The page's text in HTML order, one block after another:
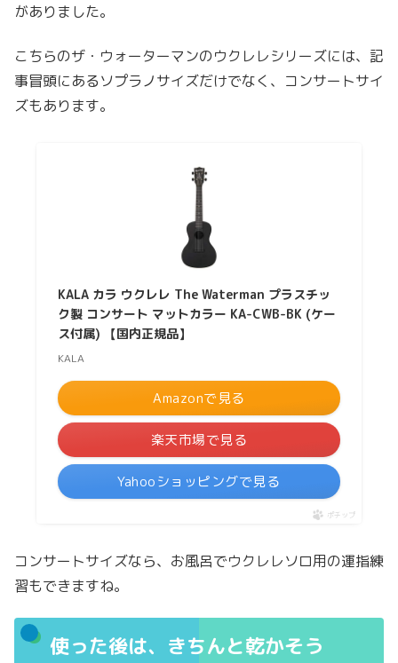
がありました。
こちらのザ・ウォーターマンのウクレレシリーズには、記
事冒頭にあるソプラノサイズだけでなく、コンサートサイ
ズもあります。
KALA カラ ウクレレ The Waterman プラスチッ
ク製 コンサート マットカラー KA-CWB-BK (ケー
ス付属) 【国内正規品】
KALA
Amazonで見る
楽天市場で見る
Yahooショッピングで見る
ポチップ
コンサートサイズなら、お風呂でウクレレソロ用の運指練
習もできますね。
使った後は、きちんと乾かそう